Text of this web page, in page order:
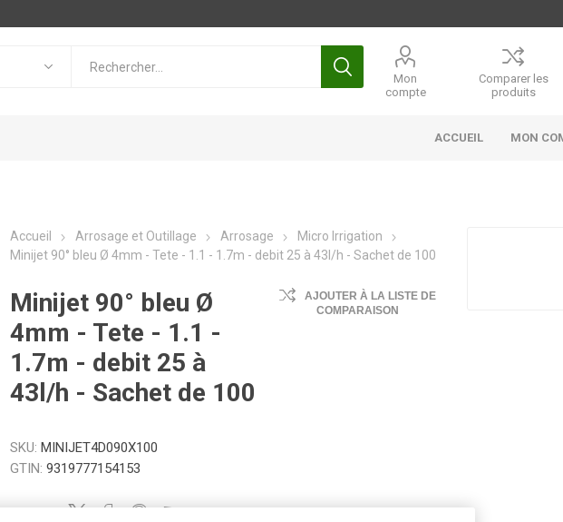
Mon
compte
Comparer les
produits
ACCUEIL MON
Accueil Arrosage et Outillage Arrosage
Micro Irrigation
Minijet 90° bleu Ø 4mm - Tete - 1.1 - 1.7m - debit 25 à 43l/h - Sachet de 100
Minijet 90° bleu Ø
4mm - Tete - 1.1 -
1.7m - debit 25 à
43l/h - Sachet de 100
AJOUTER À LA LISTE DE
COMPARAISON
SKU: MINIJET4D090X100
GTIN: 9319777154153